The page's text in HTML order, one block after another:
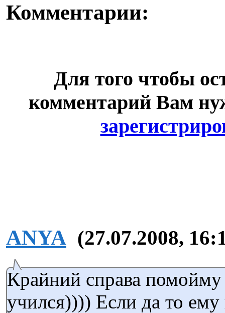
Комментарии:
Для того чтобы
комментарий Вам
ANYA (27.07.2008,
Крайний справа
учился)))) Если да то